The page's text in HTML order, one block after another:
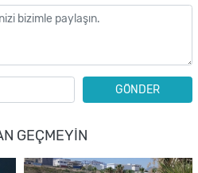
GÖNDER
GEÇMEYIN